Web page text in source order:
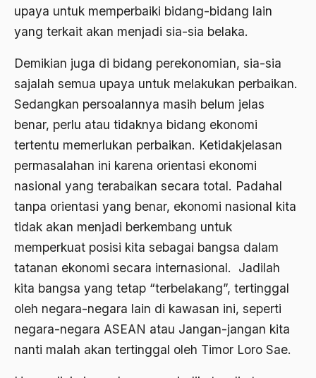
upaya untuk memperbaiki bidang-bidang lain
yang terkait akan menjadi sia-sia belaka.
Demikian juga di bidang perekonomian, sia-sia
sajalah semua upaya untuk melakukan perbaikan.
Sedangkan persoalannya masih belum jelas
benar, perlu atau tidaknya bidang ekonomi
tertentu memerlukan perbaikan. Ketidakjelasan
permasalahan ini karena orientasi ekonomi
nasional yang terabaikan secara total. Padahal
tanpa orientasi yang benar, ekonomi nasional kita
tidak akan menjadi berkembang untuk
memperkuat posisi kita sebagai bangsa dalam
tatanan ekonomi secara internasional. Jadilah
kita bangsa yang tetap “terbelakang”, tertinggal
oleh negara-negara lain di kawasan ini, seperti
negara-negara ASEAN atau Jangan-jangan kita
nanti malah akan tertinggal oleh Timor Loro Sae.
Agum Gumelar
Agus Miftah
Ahimsa
Ahli
ahli fikih
Ahli Ilmu Agama
Ahli waris
ahlul sunnah wal jamaah
Ahlussunnah
Ahlussunnah Wal jamaah
Ahmad Benbella
Ahmad Dhani
Ahmad Hasan Rurbi